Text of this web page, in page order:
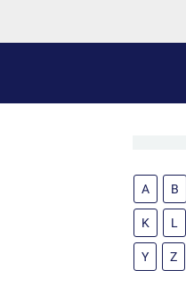
A B
K L
Y Z